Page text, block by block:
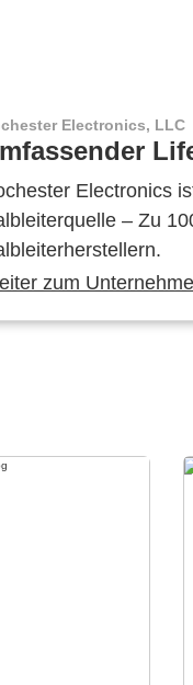
Electronics, LLC
Electronics
– Zu
zum